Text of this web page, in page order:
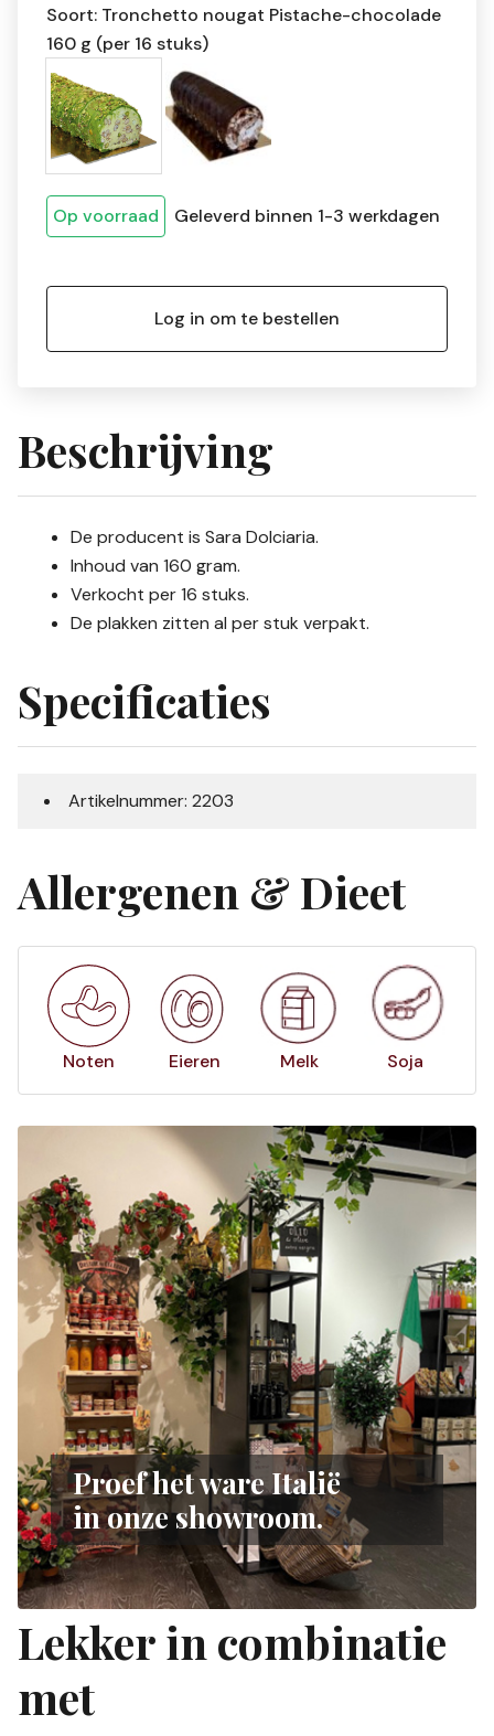
Soort: Tronchetto nougat Pistache-chocolade
160 g (per 16 stuks)
Op voorraad Geleverd binnen 1-3 werkdagen
Log in om te bestellen
Beschrijving
De producent is Sara Dolciaria.
Inhoud van 160 gram.
Verkocht per 16 stuks.
De plakken zitten al per stuk verpakt.
Specificaties
Artikelnummer: 2203
Allergenen & Dieet
Noten Eieren Melk Soja
Proef het ware Italië
in onze showroom.
Lekker in combinatie
met